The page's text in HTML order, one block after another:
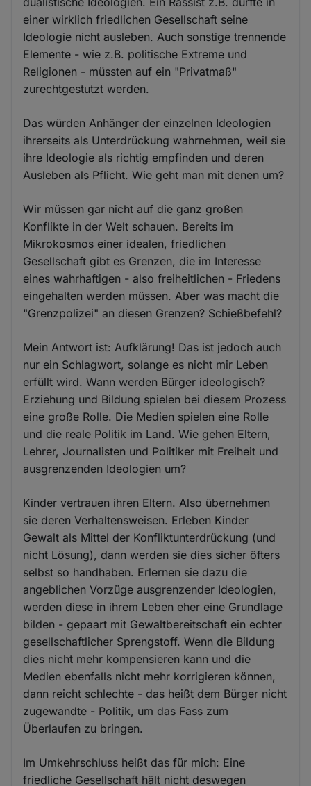
einer wirklich friedlichen Gesellschaft seine
Ideologie nicht ausleben. Auch sonstige trennende
Elemente - wie z.B. politische Extreme und
Religionen - müssten auf ein "Privatmaß"
zurechtgestutzt werden.
Das würden Anhänger der einzelnen Ideologien
ihrerseits als Unterdrückung wahrnehmen, weil sie
ihre Ideologie als richtig empfinden und deren
Ausleben als Pflicht. Wie geht man mit denen um?
Wir müssen gar nicht auf die ganz großen
Konflikte in der Welt schauen. Bereits im
Mikrokosmos einer idealen, friedlichen
Gesellschaft gibt es Grenzen, die im Interesse
eines wahrhaftigen - also freiheitlichen - Friedens
eingehalten werden müssen. Aber was macht die
"Grenzpolizei" an diesen Grenzen? Schießbefehl?
Mein Antwort ist: Aufklärung! Das ist jedoch auch
nur ein Schlagwort, solange es nicht mir Leben
erfüllt wird. Wann werden Bürger ideologisch?
Erziehung und Bildung spielen bei diesem Prozess
eine große Rolle. Die Medien spielen eine Rolle
und die reale Politik im Land. Wie gehen Eltern,
Lehrer, Journalisten und Politiker mit Freiheit und
ausgrenzenden Ideologien um?
Kinder vertrauen ihren Eltern. Also übernehmen
sie deren Verhaltensweisen. Erleben Kinder
Gewalt als Mittel der Konfliktunterdrückung (und
nicht Lösung), dann werden sie dies sicher öfters
selbst so handhaben. Erlernen sie dazu die
angeblichen Vorzüge ausgrenzender Ideologien,
werden diese in ihrem Leben eher eine Grundlage
bilden - gepaart mit Gewaltbereitschaft ein echter
gesellschaftlicher Sprengstoff. Wenn die Bildung
dies nicht mehr kompensieren kann und die
Medien ebenfalls nicht mehr korrigieren können,
dann reicht schlechte - das heißt dem Bürger nicht
zugewandte - Politik, um das Fass zum
Überlaufen zu bringen.
Im Umkehrschluss heißt das für mich: Eine
friedliche Gesellschaft hält nicht deswegen